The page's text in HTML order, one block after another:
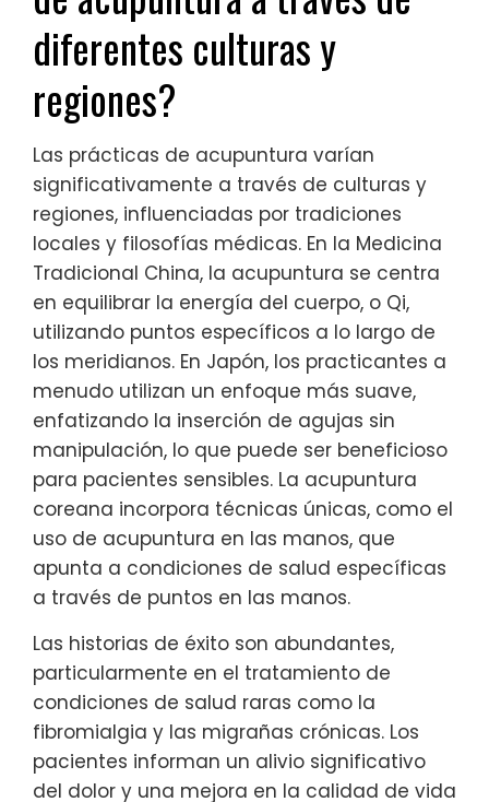
diferentes culturas y
regiones?
Las prácticas de acupuntura varían
significativamente a través de culturas y
regiones, influenciadas por tradiciones
locales y filosofías médicas. En la Medicina
Tradicional China, la acupuntura se centra
en equilibrar la energía del cuerpo, o Qi,
utilizando puntos específicos a lo largo de
los meridianos. En Japón, los practicantes a
menudo utilizan un enfoque más suave,
enfatizando la inserción de agujas sin
manipulación, lo que puede ser beneficioso
para pacientes sensibles. La acupuntura
coreana incorpora técnicas únicas, como el
uso de acupuntura en las manos, que
apunta a condiciones de salud específicas
a través de puntos en las manos.
Las historias de éxito son abundantes,
particularmente en el tratamiento de
condiciones de salud raras como la
fibromialgia y las migrañas crónicas. Los
pacientes informan un alivio significativo
del dolor y una mejora en la calidad de vida